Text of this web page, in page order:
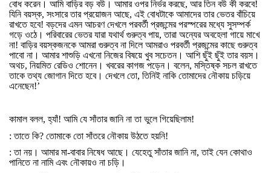
বোধ করেন। আমি বাড়ির বড় বউ। আমার ওপর নির্ভর করছে, আর তিন বউ কী করবে!
যিনি বয়স্ক, সংসারে তার প্রয়োজন আছে, এই বোধটাকে আমাদের তার ভেতর বাঁচিয়ে
রাখতে হবে! বড়দের এমন আচরণ দেখলে পরবর্তী প্রজন্মের পরস্পরের মধ্যে সুসম্পর্ক
গড়ে ওঠে। পরিবারের ভেতর যারা যথার্থ গুরুত্ব পায়,তারা অন্যের অবহেলা গায়ে মাখে
না! বাড়ির বয়স্কজনকে আমরা গুরুত্ব না দিলে আমরাও পরবর্তী প্রজন্মের কাছে গুরুত্ব
পাবো না। আমার শাশুড়ি এখনো নিজের বিষয়ে খুব সচেতন। আশি ছুঁই ছুঁই তার বয়স।
অথচ, নিয়মিত রেডিও শোনেন। খবরের কাগজ পড়েন। বলেন, মস্তিষ্ক সচল রাখতে
তাকে তথ্য জোগান দিতে হবে। দেখলে তো, তিনিই নাকি তোমাদের নৌকায় চড়িয়ে
এনেছেন!’
কামাল বলল,হ্যাঁ! আমি যে সাঁতার জানি না তা ভুলে গিয়েছিলাম!
:তাতে কি? তোমাকে তো সাঁতরে নৌকায় উঠতে হয়নি!
:তা নয়। আমার মা-বাবার নিষেধ আছে। যেহেতু সাঁতার জানি না,তাই যেন কোথাও
পানিতে না নামি এবং নৌকায়ও না চড়ি।